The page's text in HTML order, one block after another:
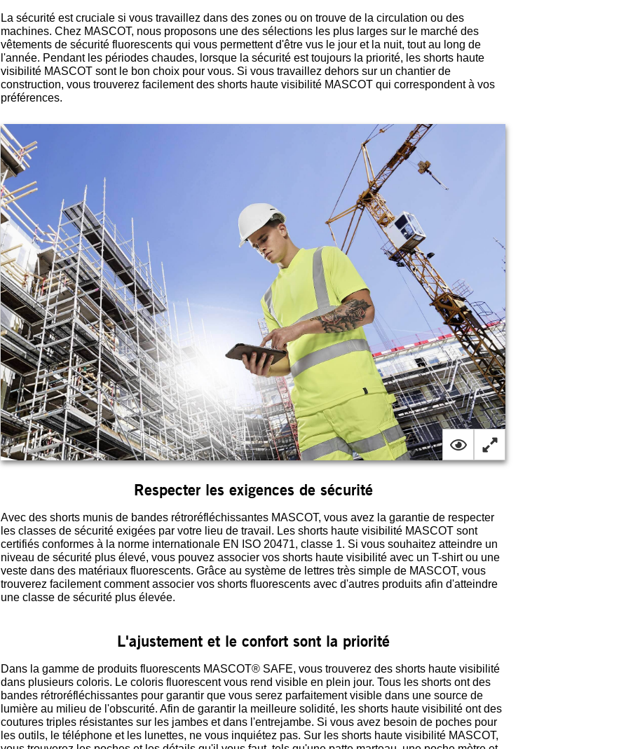
La sécurité est cruciale si vous travaillez dans des zones ou on trouve de la circulation ou des
machines. Chez MASCOT, nous proposons une des sélections les plus larges sur le marché des
vêtements de sécurité fluorescents qui vous permettent d'être vus le jour et la nuit, tout au long de
l'année. Pendant les périodes chaudes, lorsque la sécurité est toujours la priorité, les shorts haute
visibilité MASCOT sont le bon choix pour vous. Si vous travaillez dehors sur un chantier de
construction, vous trouverez facilement des shorts haute visibilité MASCOT qui correspondent à vos
préférences.
Respecter les exigences de sécurité
Avec des shorts munis de bandes rétroréfléchissantes MASCOT, vous avez la garantie de respecter
les classes de sécurité exigées par votre lieu de travail. Les shorts haute visibilité MASCOT sont
certifiés conformes à la norme internationale EN ISO 20471, classe 1. Si vous souhaitez atteindre un
niveau de sécurité plus élevé, vous pouvez associer vos shorts haute visibilité avec un T-shirt ou une
veste dans des matériaux fluorescents. Grâce au système de lettres très simple de MASCOT, vous
trouverez facilement comment associer vos shorts fluorescents avec d'autres produits afin d'atteindre
une classe de sécurité plus élevée.
L'ajustement et le confort sont la priorité
Dans la gamme de produits fluorescents MASCOT® SAFE, vous trouverez des shorts haute visibilité
dans plusieurs coloris. Le coloris fluorescent vous rend visible en plein jour. Tous les shorts ont des
bandes rétroréfléchissantes pour garantir que vous serez parfaitement visible dans une source de
lumière au milieu de l'obscurité. Afin de garantir la meilleure solidité, les shorts haute visibilité ont des
coutures triples résistantes sur les jambes et dans l'entrejambe. Si vous avez besoin de poches pour
les outils, le téléphone et les lunettes, ne vous inquiétez pas. Sur les shorts haute visibilité MASCOT,